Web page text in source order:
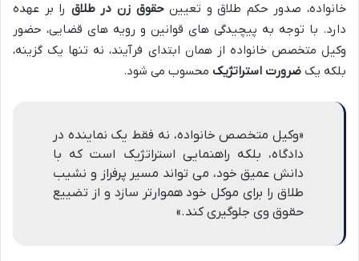
خانواده، صدور حکم طلاق و تعیینحقوق زن در طلاق را بر عهده
دارد. با توجه به پیچیدگی های قوانین و رویه های قضایی، حضور
وکیل متخصص خانواده از همان ابتدای فرآیند، نه تنها یک گزینه،
بلکه یک ضرورت استراتژیک محسوب می شود.
«وکیل متخصص خانواده، نه فقط یک نماینده در
دادگاه، بلکه راهنمایی استراتژیک است که با
دانش عمیق خود، می تواند مسیر پرفراز و نشیب
طلاق را برای موکل خود هموارتر سازد و از تضییع
حقوق وی جلوگیری کند.»